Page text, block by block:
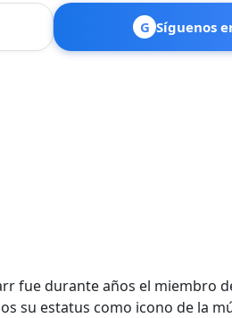
G Síguenos
fue durante años el miembro
su estatus como icono de la